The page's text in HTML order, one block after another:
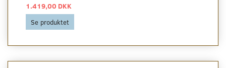
1.419,00 DKK
Se produktet